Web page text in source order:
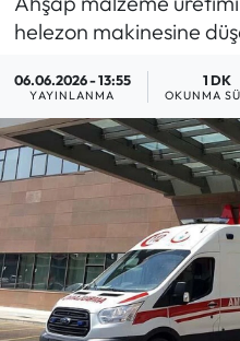
helezon makinesine
06.06.2026 - 13:55
YAYINLANMA
1 DK
OKUNMA
GÜNDEM
MAGAZİN
SAĞLIK
SİYASET
SPOR
TARIM
Haber Arşivi